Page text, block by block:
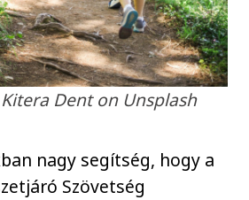
Dent on Unsplash
nagy segítség, hogy a
Szövetség